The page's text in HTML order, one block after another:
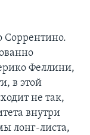
Соррентино.
Феллини,
в этой
не так,
внутри
лонг-листа,